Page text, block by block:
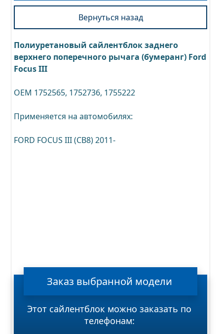
Вернуться назад
Полиуретановый сайлентблок заднего
верхнего поперечного рычага (бумеранг) Ford
Focus III
OEM 1752565, 1752736, 1755222
Применяется на автомобилях:
FORD FOCUS III (CB8) 2011-
Заказ выбранной модели
Этот сайлентблок можно заказать по
телефонам: